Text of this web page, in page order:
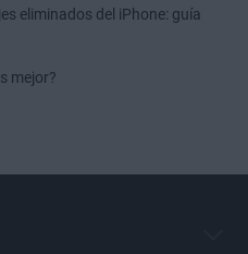
eliminados del iPhone: guía
mejor?